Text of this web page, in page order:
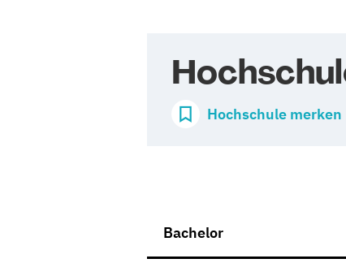
Hochschule merken
Bachelor